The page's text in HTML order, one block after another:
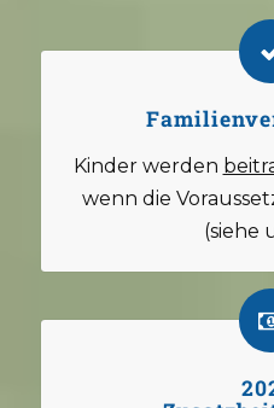
Kinder werden
wenn die
(siehe